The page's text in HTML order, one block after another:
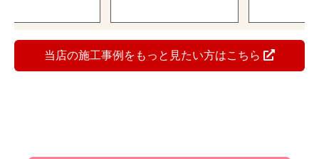
当店の施工事例をもっと見たい方はこちら